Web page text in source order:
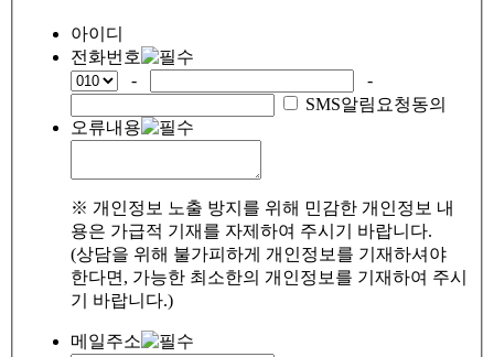
아이디
전화번호
-
-
SMS알림요청동의
오류내용
※ 개인정보 노출 방지를 위해 민감한 개인정보 내
용은 가급적 기재를 자제하여 주시기 바랍니다.
(상담을 위해 불가피하게 개인정보를 기재하셔야
한다면, 가능한 최소한의 개인정보를 기재하여 주시
기 바랍니다.)
메일주소